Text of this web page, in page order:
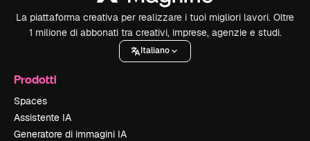
La piattaforma creativa per realizzare i tuoi migliori lavori. Oltre
1 milione di abbonati tra creativi, imprese, agenzie e studi.
Italiano
Prodotti
Spaces
Assistente IA
Generatore di immagini IA